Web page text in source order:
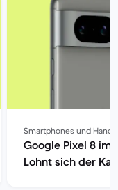
Smartphones und
Google Pixel 8 im
Lohnt sich der